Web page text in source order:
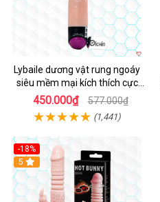
Lybaile dương vật rung ngoáy
siêu mềm mại kích thích cực
mạnh
450.000₫ 577.000₫
(1,441)
-18%
Hot
5